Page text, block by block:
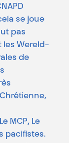
se joue
pas
les Wereld-
de
MCP, Le
pacifistes.